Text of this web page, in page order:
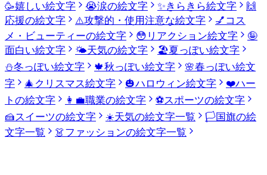
🥳嬉しい絵文字 😭涙の絵文字 ✨きらきら絵文字
🙌
応援の絵文字
⚠️攻撃的・使用注意な絵文字 💅 コス
メ・ビューティーの絵文字
😳 リアクション絵文字
🤪
面白い絵文字
🌤️天気の絵文字 🏖️夏っぽい絵文字
⛄冬っぽい絵文字 🍁秋っぽい絵文字 🌸春っぽい絵文
字
🎄 クリスマス絵文字 🎃ハロウィン絵文字 ❤️ハー
トの絵文字
👩‍💼職業の絵文字 ⚽スポーツの絵文字
🍰スイーツの絵文字 ☀️天気の絵文字一覧 🏳️国旗の絵
文字一覧
👗ファッションの絵文字一覧